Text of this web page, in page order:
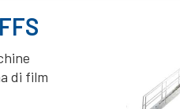
di film